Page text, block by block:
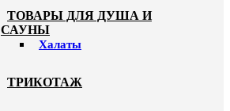
ТОВАРЫ ДЛЯ ДУША И
САУНЫ
Халаты
ТРИКОТАЖ